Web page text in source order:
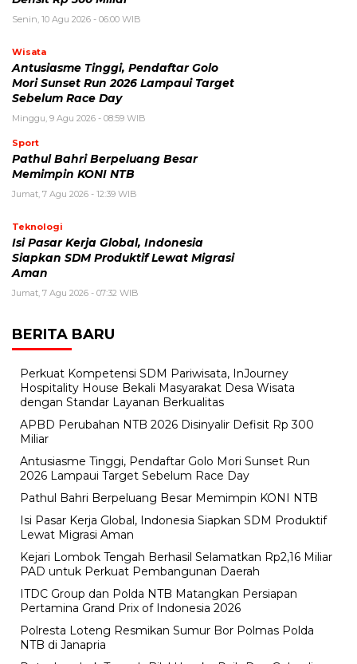
Senin, 10 Agu 2026 - 06:00 WIB
Wisata
Antusiasme Tinggi, Pendaftar Golo
Mori Sunset Run 2026 Lampaui Target
Sebelum Race Day
Minggu, 9 Agu 2026 - 08:59 WIB
Sport
Pathul Bahri Berpeluang Besar
Memimpin KONI NTB
Jumat, 7 Agu 2026 - 12:39 WIB
Teknologi
​Isi Pasar Kerja Global, Indonesia
Siapkan SDM Produktif Lewat Migrasi
Aman
Jumat, 7 Agu 2026 - 07:32 WIB
BERITA BARU
Perkuat Kompetensi SDM Pariwisata, InJourney
Hospitality House Bekali Masyarakat Desa Wisata
dengan Standar Layanan Berkualitas
APBD Perubahan NTB 2026 Disinyalir Defisit Rp 300
Miliar
Antusiasme Tinggi, Pendaftar Golo Mori Sunset Run
2026 Lampaui Target Sebelum Race Day
Pathul Bahri Berpeluang Besar Memimpin KONI NTB
​Isi Pasar Kerja Global, Indonesia Siapkan SDM Produktif
Lewat Migrasi Aman
Kejari Lombok Tengah Berhasil Selamatkan Rp2,16 Miliar
PAD untuk Perkuat Pembangunan Daerah
ITDC Group dan Polda NTB Matangkan Persiapan
Pertamina Grand Prix of Indonesia 2026
Polresta Loteng Resmikan Sumur Bor Polmas Polda
NTB di Janapria